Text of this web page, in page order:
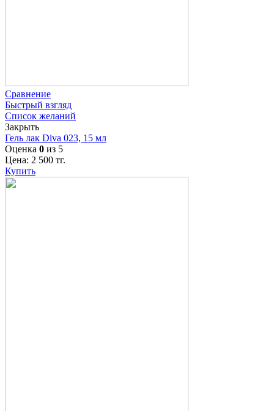
Сравнение
Быстрый взгляд
Список желаний
Закрыть
Гель лак Diva 023, 15 мл
Оценка 0 из 5
Цена: 2 500 тг.
Купить